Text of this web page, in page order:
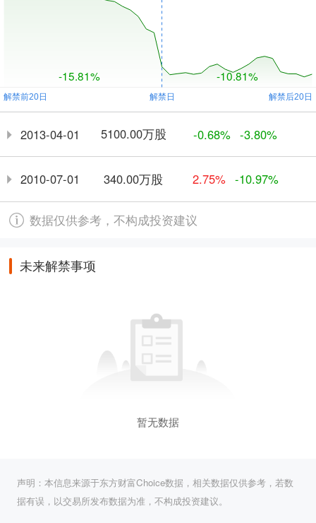
-15.81% -10.81%
2013-04-01 5100.00万股 -0.68% -3.80%
2010-07-01 340.00万股 2.75% -10.97%
数据仅供参考，不构成投资建议
未来解禁事项
暂无数据
声明：本信息来源于东方财富Choice数据，相关数据仅供参考，若数
据有误，以交易所发布数据为准，不构成投资建议。